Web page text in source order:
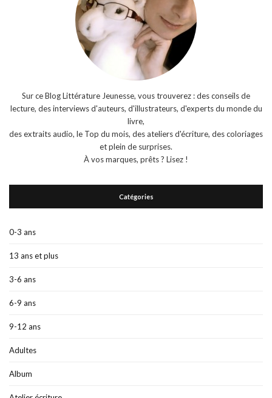
Sur ce Blog Littérature Jeunesse, vous trouverez : des conseils de
lecture, des interviews d'auteurs, d'illustrateurs, d'experts du monde du
livre,
des extraits audio, le Top du mois, des ateliers d'écriture, des coloriages
et plein de surprises.
À vos marques, prêts ? Lisez !
Catégories
0-3 ans
13 ans et plus
3-6 ans
6-9 ans
9-12 ans
Adultes
Album